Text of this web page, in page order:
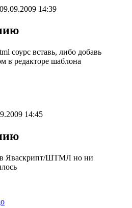
09.09.2009 14:39
соурс вставь, либо добавь
в редакторе шаблона
14:45
в Яваскрипт/ШТМЛ но ни